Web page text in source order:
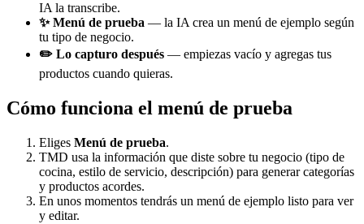
IA la transcribe.
✨ Menú de prueba — la IA crea un menú de ejemplo según
tu tipo de negocio.
✏️ Lo capturo después — empiezas vacío y agregas tus
productos cuando quieras.
Cómo funciona el menú de prueba
Eliges Menú de prueba.
TMD usa la información que diste sobre tu negocio (tipo de
cocina, estilo de servicio, descripción) para generar categorías
y productos acordes.
En unos momentos tendrás un menú de ejemplo listo para ver
y editar.